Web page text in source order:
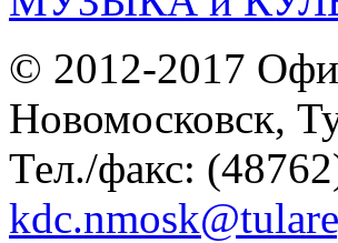
© 2012-2017
Новомосковск,
Тел./факс: